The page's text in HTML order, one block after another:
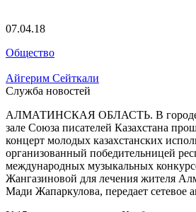
07.04.18
Общество
Айгерим Сейткали
Служба новостей
АЛМАТИНСКАЯ ОБЛАСТЬ. В городе
зале Союза писателей Казахстана
концерт молодых казахстанских
организованный победительницей
международных музыкальных
Жангазиновой для лечения жителя
Мади Жапаркулова, передает сетевое